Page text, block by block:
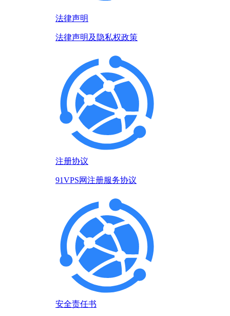
法律声明
法律声明及隐私权政策
注册协议
91VPS网注册服务协议
安全责任书